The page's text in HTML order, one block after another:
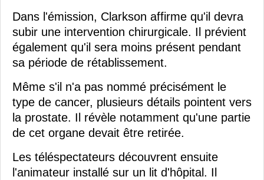
Dans l'émission, Clarkson affirme qu'il devra
subir une intervention chirurgicale. Il prévient
également qu'il sera moins présent pendant
sa période de rétablissement.
Même s'il n'a pas nommé précisément le
type de cancer, plusieurs détails pointent vers
la prostate. Il révèle notamment qu'une partie
de cet organe devait être retirée.
Les téléspectateurs découvrent ensuite
l'animateur installé sur un lit d'hôpital. Il